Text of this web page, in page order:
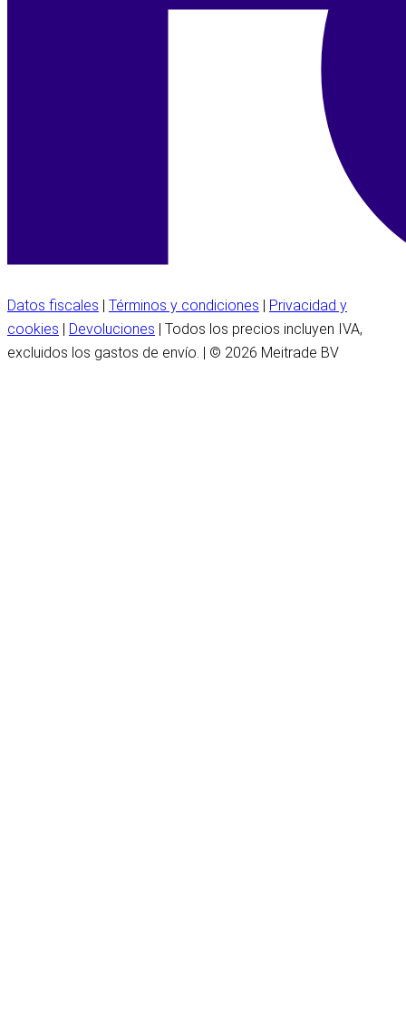
Datos fiscales | Términos y condiciones | Privacidad y
cookies | Devoluciones | Todos los precios incluyen IVA,
excluidos los gastos de envío. | © 2026 Meitrade BV